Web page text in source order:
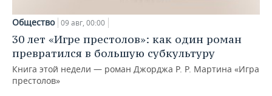
Общество 09 авг, 00:00
30 лет «Игре престолов»: как один роман
превратился в большую субкультуру
Книга этой недели — роман Джорджа Р. Р. Мартина «Игра
престолов»